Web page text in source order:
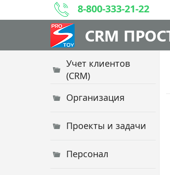
8-800-333-21-22
CRM
Учет клиентов
(CRM)
Организация
Проекты и задачи
Персонал